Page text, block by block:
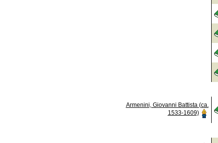
Armenini, Giovanni Battista (ca.
1533-1609)